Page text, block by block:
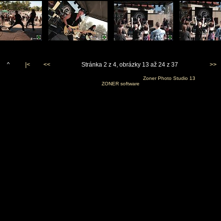
^ |< << Stránka 2 z 4, obrázky 13 až 24 z 37 >>
Zoner Photo Studio 13
ZONER software